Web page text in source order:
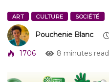
ART CULTURE SOCIÉTÉ
Pouchenie Blanc
1706 8 minutes read